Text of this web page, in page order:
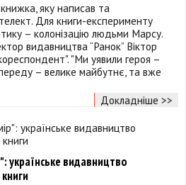
яку написав та
Для книги-експерименту
– колонізацію людьми Марсу.
видавництва “Ранок” Віктор
"Ми уявили героя –
– велике майбутнє, та вже
Докладніше >>
українське видавництво